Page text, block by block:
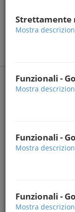
​Gestione
Strettamente
Mostra
Funzionali -
Mostra
Funzionali -
Mostra
Funzionali -
Mostra